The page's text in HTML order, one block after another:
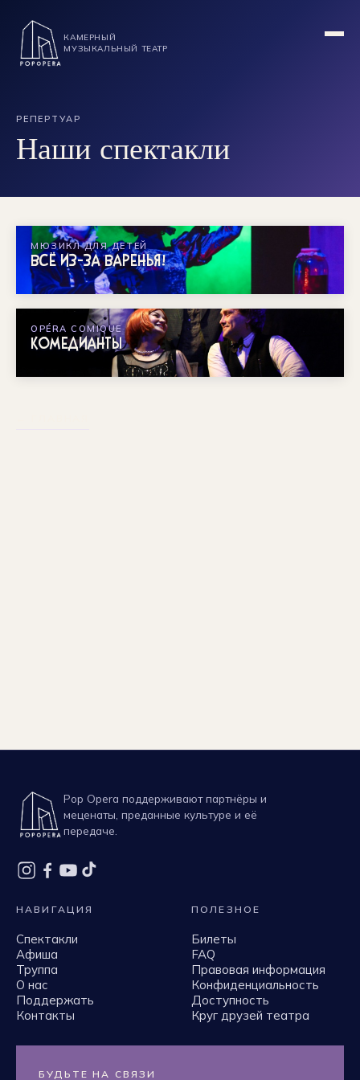
КАМЕРНЫЙ
МУЗЫКАЛЬНЫЙ ТЕАТР
РЕПЕРТУАР
Наши спектакли
МЮЗИКЛ ДЛЯ ДЕТЕЙ
Всё из-за варенья!
OPÉRA COMIQUE
Комедианты
Pop Opera поддерживают партнёры и
меценаты, преданные культуре и её
передаче.
НАВИГАЦИЯ
Спектакли
Афиша
Труппа
О нас
Поддержать
Контакты
ПОЛЕЗНОЕ
Билеты
FAQ
Правовая информация
Конфиденциальность
Доступность
Круг друзей театра
БУДЬТЕ НА СВЯЗИ